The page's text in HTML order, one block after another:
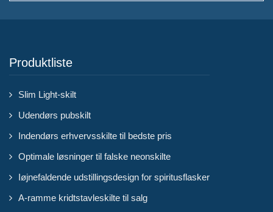
Produktliste
Slim Light-skilt
Udendørs pubskilt
Indendørs erhvervsskilte til bedste pris
Optimale løsninger til falske neonskilte
Iøjnefaldende udstillingsdesign for spiritusflasker
A-ramme kridtstavleskilte til salg